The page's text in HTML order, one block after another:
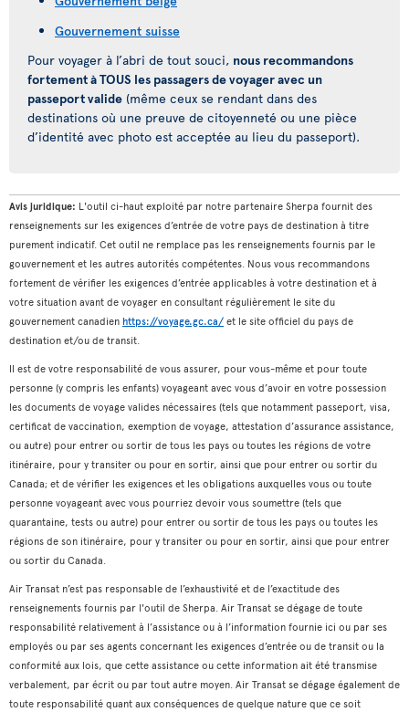
Gouvernement suisse
Pour voyager à l’abri de tout souci, nous recommandons
fortement à TOUS les passagers de voyager avec un
passeport valide (même ceux se rendant dans des
destinations où une preuve de citoyenneté ou une pièce
d’identité avec photo est acceptée au lieu du passeport).
Avis juridique: L'outil ci-haut exploité par notre partenaire Sherpa fournit des
renseignements sur les exigences d’entrée de votre pays de destination à titre
purement indicatif. Cet outil ne remplace pas les renseignements fournis par le
gouvernement et les autres autorités compétentes. Nous vous recommandons
fortement de vérifier les exigences d’entrée applicables à votre destination et à
votre situation avant de voyager en consultant régulièrement le site du
gouvernement canadien https://voyage.gc.ca/ et le site officiel du pays de
destination et/ou de transit.
Il est de votre responsabilité de vous assurer, pour vous-même et pour toute
personne (y compris les enfants) voyageant avec vous d’avoir en votre possession
les documents de voyage valides nécessaires (tels que notamment passeport, visa,
certificat de vaccination, exemption de voyage, attestation d’assurance assistance,
ou autre) pour entrer ou sortir de tous les pays ou toutes les régions de votre
itinéraire, pour y transiter ou pour en sortir, ainsi que pour entrer ou sortir du
Canada; et de vérifier les exigences et les obligations auxquelles vous ou toute
personne voyageant avec vous pourriez devoir vous soumettre (tels que
quarantaine, tests ou autre) pour entrer ou sortir de tous les pays ou toutes les
régions de son itinéraire, pour y transiter ou pour en sortir, ainsi que pour entrer
ou sortir du Canada.
Air Transat n’est pas responsable de l’exhaustivité et de l’exactitude des
renseignements fournis par l'outil de Sherpa. Air Transat se dégage de toute
responsabilité relativement à l’assistance ou à l’information fournie ici ou par ses
employés ou par ses agents concernant les exigences d’entrée ou de transit ou la
conformité aux lois, que cette assistance ou cette information ait été transmise
verbalement, par écrit ou par tout autre moyen. Air Transat se dégage également de
toute responsabilité quant aux conséquences de quelque nature que ce soit